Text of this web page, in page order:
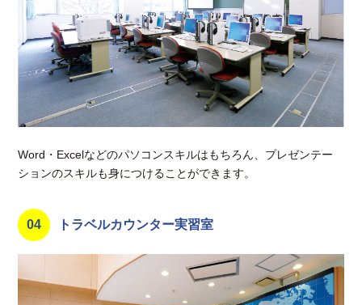
Word・Excelなどのパソコンスキルはもちろん、プレゼンテー
ションのスキルも身につけることができます。
04 トラベルカウンター実習室